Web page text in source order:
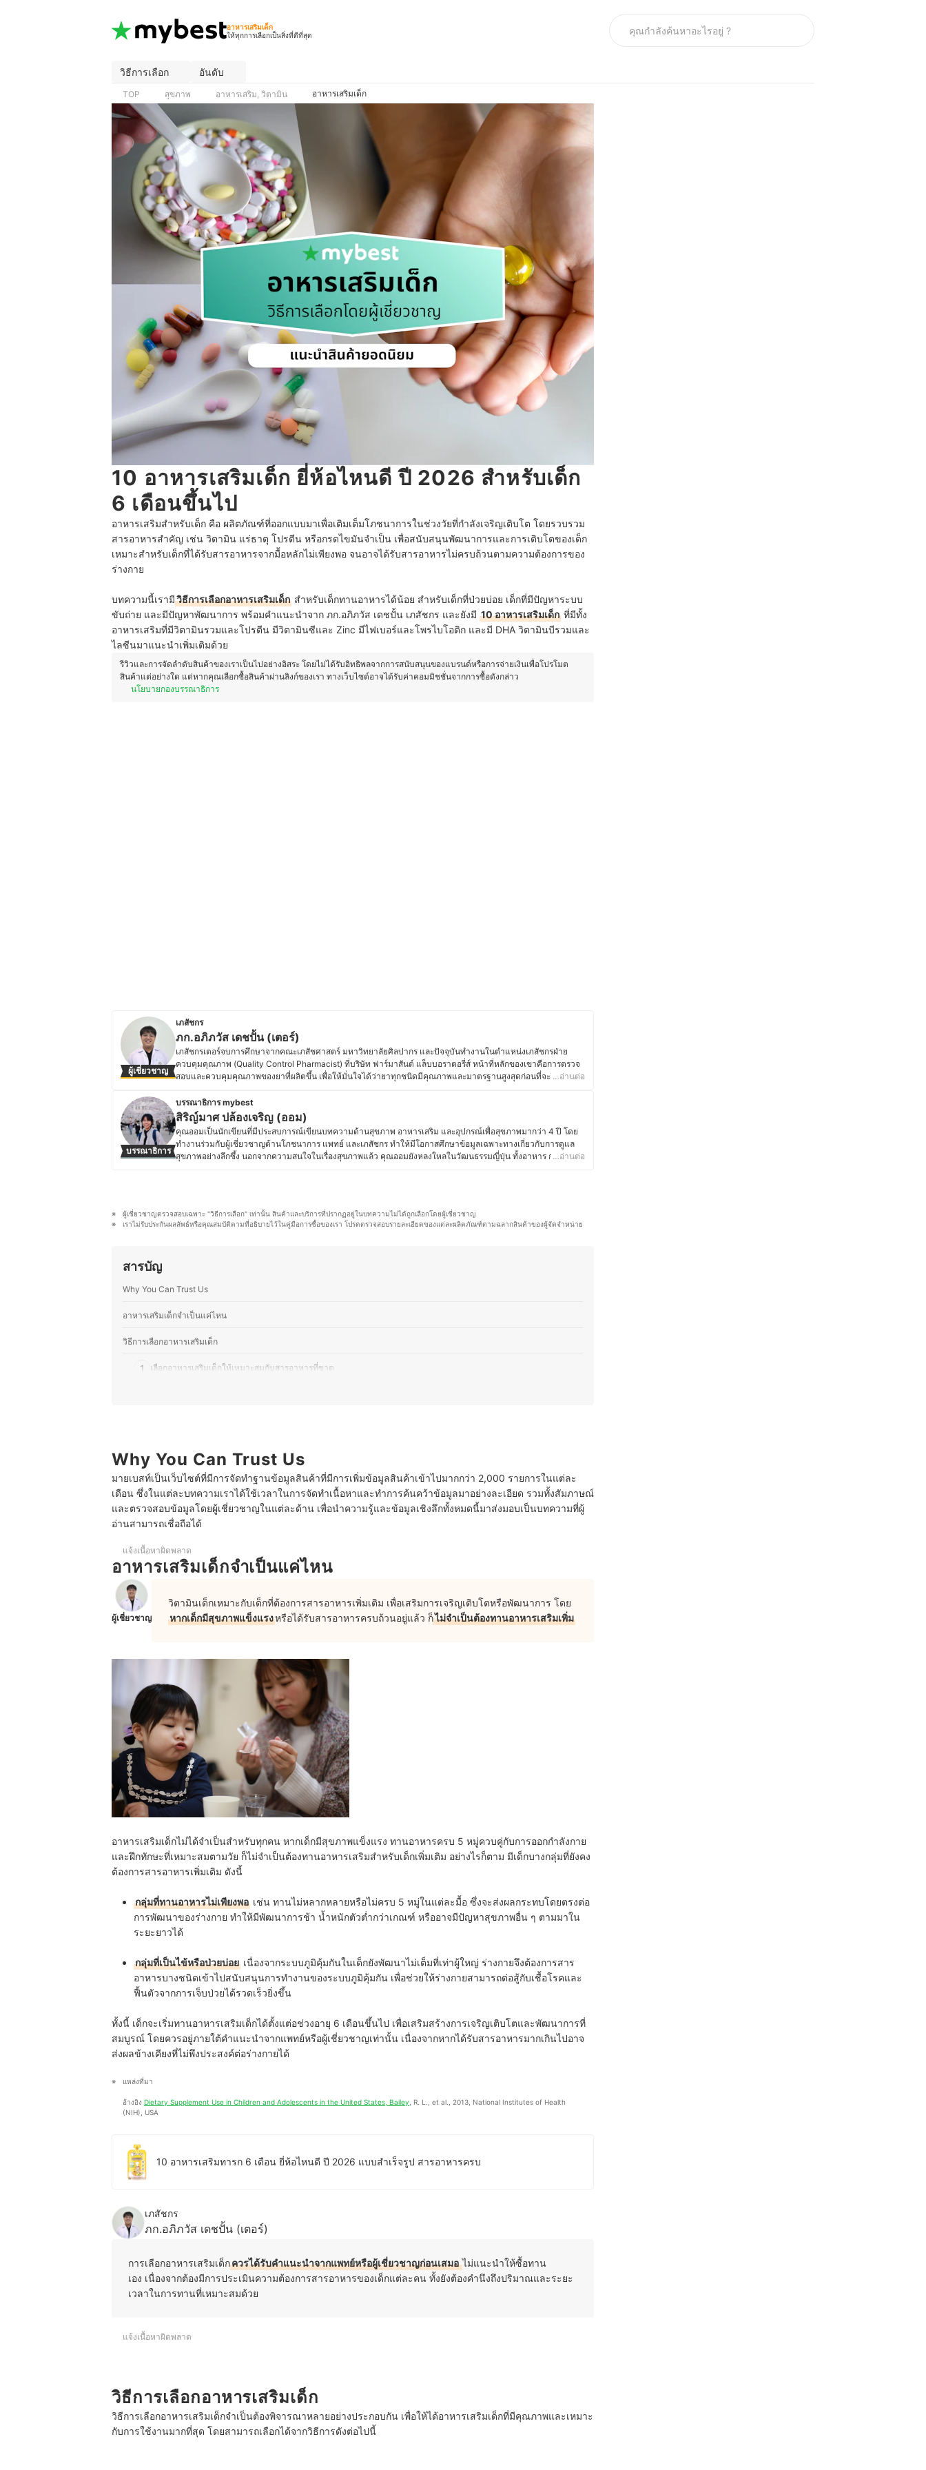
อาหารเสริมเด็ก
ให้ทุกการเลือกเป็นสิ่งที่ดีที่สุด
วิธีการเลือก อันดับ
TOP สุขภาพ อาหารเสริม, วิตามิน อาหารเสริมเด็ก
10 อาหารเสริมเด็ก ยี่ห้อไหนดี ปี 2026 สำหรับเด็ก
6 เดือนขึ้นไป
อาหารเสริมสำหรับเด็ก คือ ผลิตภัณฑ์ที่ออกแบบมาเพื่อเติมเต็มโภชนาการในช่วงวัยที่กำลังเจริญเติบโต โดยรวบรวม
สารอาหารสำคัญ เช่น วิตามิน แร่ธาตุ โปรตีน หรือกรดไขมันจำเป็น เพื่อสนับสนุนพัฒนาการและการเติบโตของเด็ก
เหมาะสำหรับเด็กที่ได้รับสารอาหารจากมื้อหลักไม่เพียงพอ จนอาจได้รับสารอาหารไม่ครบถ้วนตามความต้องการของ
ร่างกาย
บทความนี้เรามีวิธีการเลือกอาหารเสริมเด็ก สำหรับเด็กทานอาหารได้น้อย สำหรับเด็กที่ป่วยบ่อย เด็กที่มีปัญหาระบบ
ขับถ่าย และมีปัญหาพัฒนาการ พร้อมคำแนะนำจาก ภก.อภิภวัส เดชปั้น เภสัชกร และยังมี 10 อาหารเสริมเด็ก ที่มีทั้ง
อาหารเสริมที่มีวิตามินรวมและโปรตีน มีวิตามินซีและ Zinc มีไฟเบอร์และโพรไบโอติก และมี DHA วิตามินบีรวมและ
ไลซีนมาแนะนำเพิ่มเติมด้วย
รีวิวและการจัดลำดับสินค้าของเราเป็นไปอย่างอิสระ โดยไม่ได้รับอิทธิพลจากการสนับสนุนของแบรนด์หรือการจ่ายเงินเพื่อโปรโมต
สินค้าแต่อย่างใด แต่หากคุณเลือกซื้อสินค้าผ่านลิงก์ของเรา ทางเว็บไซต์อาจได้รับค่าคอมมิชชั่นจากการซื้อดังกล่าว
นโยบายกองบรรณาธิการ
ผู้เชี่ยวชาญ
เภสัชกร
ภก.อภิภวัส เดชปั้น (เตอร์)
เภสัชกรเตอร์จบการศึกษาจากคณะเภสัชศาสตร์ มหาวิทยาลัยศิลปากร และปัจจุบันทำงานในตำแหน่งเภสัชกรฝ่าย
ควบคุมคุณภาพ (Quality Control Pharmacist) ที่บริษัท ฟาร์มาสันต์ แล็บบอราตอรี่ส์ หน้าที่หลักของเขาคือการตรวจ
สอบและควบคุมคุณภาพของยาที่ผลิตขึ้น เพื่อให้มั่นใจได้ว่ายาทุกชนิดมีคุณภาพและมาตรฐานสูงสุดก่อนที่จะถึงมือผู้
ได้มีโอกาสใกล้ชิดกับผู้ป่วยและรับฟังปัญหา รวมถึงข้อสงสัยเกี่ยวกับการใช้ยาและผลิตภัณฑ์สุขภาพต่าง ๆ ซึ่งเป็นแรง
ผลักดันให้เขามุ่งมั่นที่จะให้คำแนะนำและความรู้แก่ผู้ป่วยอย่างถูกต้องและปลอดภัย ยิ่งไปกว่านั้นเภสัชกรเตอร์ยังให้
ความสำคัญกับการให้ความรู้เกี่ยวกับยาและอาหารเสริม โดยพยายามสื่อสารข้อมูลที่ถูกต้องและเข้าใจง่าย เพื่อให้ผู้
ป่วยสามารถใช้ยาและผลิตภัณฑ์สุขภาพได้อย่างมีประสิทธิภาพสูงสุด พร้อมกับมีความมั่นใจในการดูแลสุขภาพของ
…อ่านต่อ
บรรณาธิการ
บรรณาธิการ mybest
สิริญ์มาศ ปล้องเจริญ (ออม)
คุณออมเป็นนักเขียนที่มีประสบการณ์เขียนบทความด้านสุขภาพ อาหารเสริม และอุปกรณ์เพื่อสุขภาพมากว่า 4 ปี โดย
ทำงานร่วมกับผู้เชี่ยวชาญด้านโภชนาการ แพทย์ และเภสัชกร ทำให้มีโอกาสศึกษาข้อมูลเฉพาะทางเกี่ยวกับการดูแล
สุขภาพอย่างลึกซึ้ง นอกจากความสนใจในเรื่องสุขภาพแล้ว คุณออมยังหลงใหลในวัฒนธรรมญี่ปุ่น ทั้งอาหาร การใช้
ออมจึงมุ่งมั่นที่จะถ่ายทอดความรู้ให้ผู้อ่านสามารถนำไปปรับใช้ได้จริง
ประวัติของ สิริญ์มาศ ปล้องเจริญ (ออม)
…อ่านต่อ
ผู้เชี่ยวชาญตรวจสอบเฉพาะ "วิธีการเลือก" เท่านั้น สินค้าและบริการที่ปรากฏอยู่ในบทความไม่ได้ถูกเลือกโดยผู้เชี่ยวชาญ
เราไม่รับประกันผลลัพธ์หรือคุณสมบัติตามที่อธิบายไว้ในคู่มือการซื้อของเรา โปรดตรวจสอบรายละเอียดของแต่ละผลิตภัณฑ์ตามฉลากสินค้าของผู้จัดจำหน่าย
สารบัญ
Why You Can Trust Us
อาหารเสริมเด็กจำเป็นแค่ไหน
วิธีการเลือกอาหารเสริมเด็ก
1 เลือกอาหารเสริมเด็กให้เหมาะสมกับสารอาหารที่ขาด
10 อาหารเสริมเด็ก ยี่ห้อไหนดี สำหรับเด็ก 6 เดือนขึ้นไป
อาหารเสริมเด็กควรทานบ่อยแค่ไหน
ต้องใช้เวลานานแค่ไหนจึงจะเห็นผลจากอาหารเสริมเด็ก
Why You Can Trust Us
มายเบสท์เป็นเว็บไซต์ที่มีการจัดทำฐานข้อมูลสินค้าที่มีการเพิ่มข้อมูลสินค้าเข้าไปมากกว่า 2,000 รายการในแต่ละ
เดือน ซึ่งในแต่ละบทความเราได้ใช้เวลาในการจัดทำเนื้อหาและทำการค้นคว้าข้อมูลมาอย่างละเอียด รวมทั้งสัมภาษณ์
และตรวจสอบข้อมูลโดยผู้เชี่ยวชาญในแต่ละด้าน เพื่อนำความรู้และข้อมูลเชิงลึกทั้งหมดนี้มาส่งมอบเป็นบทความที่ผู้
อ่านสามารถเชื่อถือได้
แจ้งเนื้อหาผิดพลาด
อาหารเสริมเด็กจำเป็นแค่ไหน
ผู้เชี่ยวชาญ
วิตามินเด็กเหมาะกับเด็กที่ต้องการสารอาหารเพิ่มเติม เพื่อเสริมการเจริญเติบโตหรือพัฒนาการ โดย
หากเด็กมีสุขภาพแข็งแรงหรือได้รับสารอาหารครบถ้วนอยู่แล้ว ก็ไม่จำเป็นต้องทานอาหารเสริมเพิ่ม
อาหารเสริมเด็กไม่ได้จำเป็นสำหรับทุกคน หากเด็กมีสุขภาพแข็งแรง ทานอาหารครบ 5 หมู่ควบคู่กับการออกกำลังกาย
และฝึกทักษะที่เหมาะสมตามวัย ก็ไม่จำเป็นต้องทานอาหารเสริมสำหรับเด็กเพิ่มเติม อย่างไรก็ตาม มีเด็กบางกลุ่มที่ยังคง
ต้องการสารอาหารเพิ่มเติม ดังนี้
กลุ่มที่ทานอาหารไม่เพียงพอ เช่น ทานไม่หลากหลายหรือไม่ครบ 5 หมู่ในแต่ละมื้อ ซึ่งจะส่งผลกระทบโดยตรงต่อ
การพัฒนาของร่างกาย ทำให้มีพัฒนาการช้า น้ำหนักตัวต่ำกว่าเกณฑ์ หรืออาจมีปัญหาสุขภาพอื่น ๆ ตามมาใน
ระยะยาวได้
กลุ่มที่เป็นไข้หรือป่วยบ่อย เนื่องจากระบบภูมิคุ้มกันในเด็กยังพัฒนาไม่เต็มที่เท่าผู้ใหญ่ ร่างกายจึงต้องการสาร
อาหารบางชนิดเข้าไปสนับสนุนการทำงานของระบบภูมิคุ้มกัน เพื่อช่วยให้ร่างกายสามารถต่อสู้กับเชื้อโรคและ
ฟื้นตัวจากการเจ็บป่วยได้รวดเร็วยิ่งขึ้น
ทั้งนี้ เด็กจะเริ่มทานอาหารเสริมเด็กได้ตั้งแต่อช่วงอายุ 6 เดือนขึ้นไป เพื่อเสริมสร้างการเจริญเติบโตและพัฒนาการที่
สมบูรณ์ โดยควรอยู่ภายใต้คำแนะนำจากแพทย์หรือผู้เชี่ยวชาญเท่านั้น เนื่องจากหากได้รับสารอาหารมากเกินไปอาจ
ส่งผลข้างเคียงที่ไม่พึงประสงค์ต่อร่างกายได้
แหล่งที่มา
อ้างอิง Dietary Supplement Use in Children and Adolescents in the United States, Bailey , R. L., et al., 2013, National Institutes of Health
(NIH), USA
10 อาหารเสริมทารก 6 เดือน ยี่ห้อไหนดี ปี 2026 แบบสำเร็จรูป สารอาหารครบ
เภสัชกร
ภก.อภิภวัส เดชปั้น (เตอร์)
การเลือกอาหารเสริมเด็กควรได้รับคำแนะนำจากแพทย์หรือผู้เชี่ยวชาญก่อนเสมอไม่แนะนำให้ซื้อทาน
เอง เนื่องจากต้องมีการประเมินความต้องการสารอาหารของเด็กแต่ละคน ทั้งยังต้องคำนึงถึงปริมาณและระยะ
เวลาในการทานที่เหมาะสมด้วย
แจ้งเนื้อหาผิดพลาด
วิธีการเลือกอาหารเสริมเด็ก
วิธีการเลือกอาหารเสริมเด็กจำเป็นต้องพิจารณาหลายอย่างประกอบกัน เพื่อให้ได้อาหารเสริมเด็กที่มีคุณภาพและเหมาะ
กับการใช้งานมากที่สุด โดยสามารถเลือกได้จากวิธีการดังต่อไปนี้